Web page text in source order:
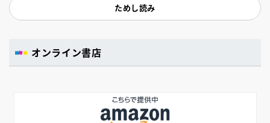
ためし読み
オンライン書店